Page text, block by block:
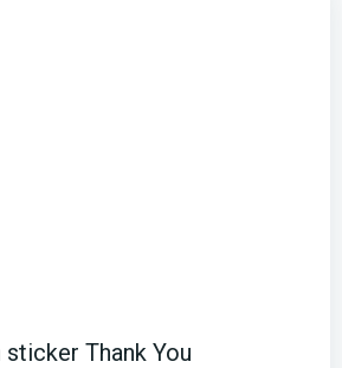
sticker Thank You